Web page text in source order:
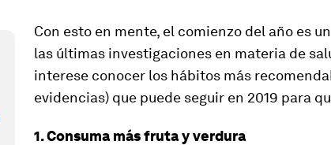
Con esto en mente, el comienzo del año es
las últimas investigaciones en materia de
interese conocer los hábitos más
evidencias) que puede seguir en 2019 para
1. Consuma más fruta y verdura